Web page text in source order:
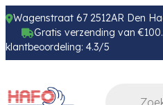
Wagenstraat 67 2512AR Den
Gratis verzending van
klantbeoordeling: 4.3/5